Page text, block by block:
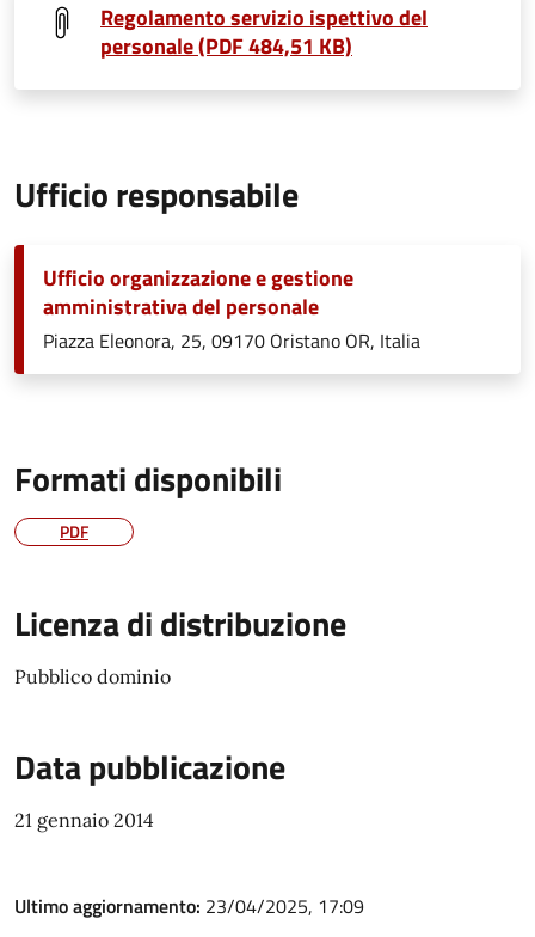
Regolamento servizio ispettivo del
personale (PDF 484,51 KB)
Ufficio responsabile
Ufficio organizzazione e gestione
amministrativa del personale
Piazza Eleonora, 25, 09170 Oristano OR, Italia
Formati disponibili
PDF
Licenza di distribuzione
Pubblico dominio
Data pubblicazione
21 gennaio 2014
Ultimo aggiornamento: 23/04/2025, 17:09